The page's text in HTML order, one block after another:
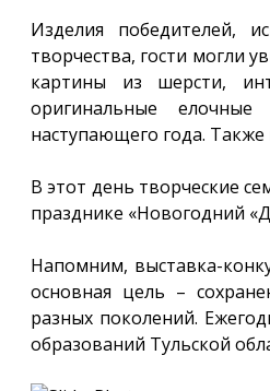
Изделия победителей,
творчества, гости могли
картины из шерсти,
оригинальные
наступающего года.
В этот день творческие
празднике «Новогодний
Напомним, выставка-
основная цель –
разных поколений.
образований Тульской